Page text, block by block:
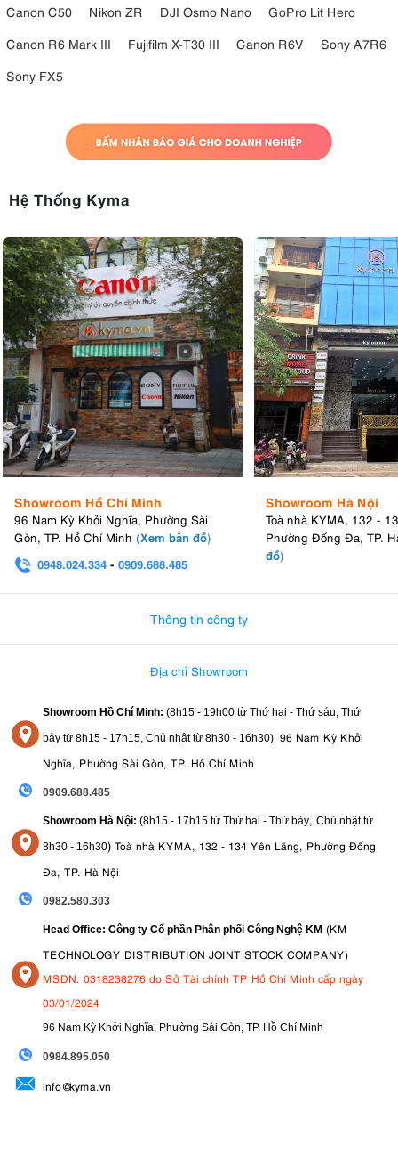
Canon C50
Nikon ZR DJI Osmo Nano
GoPro Lit Hero
Canon R6 Mark III
Fujifilm X-T30 III Canon R6V
Sony A7R6
Sony FX5
Hệ Thống Kyma
Showroom Hồ Chí Minh
96 Nam Kỳ Khởi Nghĩa, Phường Sài
Gòn, TP. Hồ Chí Minh (Xem bản đồ)
0948.024.334 - 0909.688.485
Showroom Hà Nội
Toà nhà KYMA, 132 -
Phường Đống Đa, TP.
đồ)
Thông tin công ty
Địa chỉ Showroom
Showroom Hồ Chí Minh: (8h15 - 19h00 từ Thứ hai - Thứ sáu, Thứ
bảy từ 8h15 - 17h15, Chủ nhật từ 8h30 - 16h30) 96 Nam Kỳ Khởi
Nghĩa, Phường Sài Gòn, TP. Hồ Chí Minh
0909.688.485
Showroom Hà Nội: (8h15 - 17h15 từ Thứ hai - Thứ bảy, Chủ nhật từ
8h30 - 16h30) Toà nhà KYMA, 132 - 134 Yên Lãng, Phường Đống
Đa, TP. Hà Nội
0982.580.303
Head Office: Công ty Cổ phần Phân phối Công Nghệ KM (KM
TECHNOLOGY DISTRIBUTION JOINT STOCK COMPANY)
MSDN: 0318238276 do Sở Tài chính TP Hồ Chí Minh cấp ngày
03/01/2024
96 Nam Kỳ Khởi Nghĩa, Phường Sài Gòn, TP. Hồ Chí Minh
0984.895.050
info@kyma.vn